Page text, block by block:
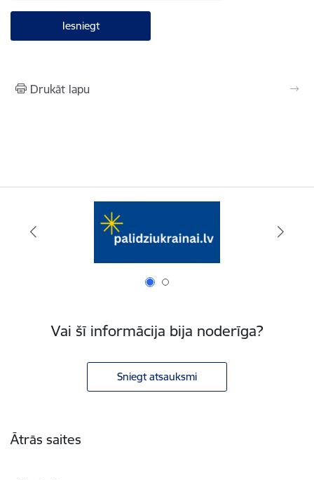
Drukāt lapu
Vai šī informācija bija noderīga?
Sniegt atsauksmi
Ātrās saites